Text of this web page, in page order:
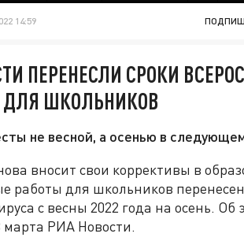
14:59
ПЕРЕНЕСЛИ СРОКИ
ДЛЯ ШКОЛЬНИКОВ
не весной, а осенью в
вносит свои коррективы в
работы для школьников
с весны 2022 года на осень. Об
марта РИА Новости.